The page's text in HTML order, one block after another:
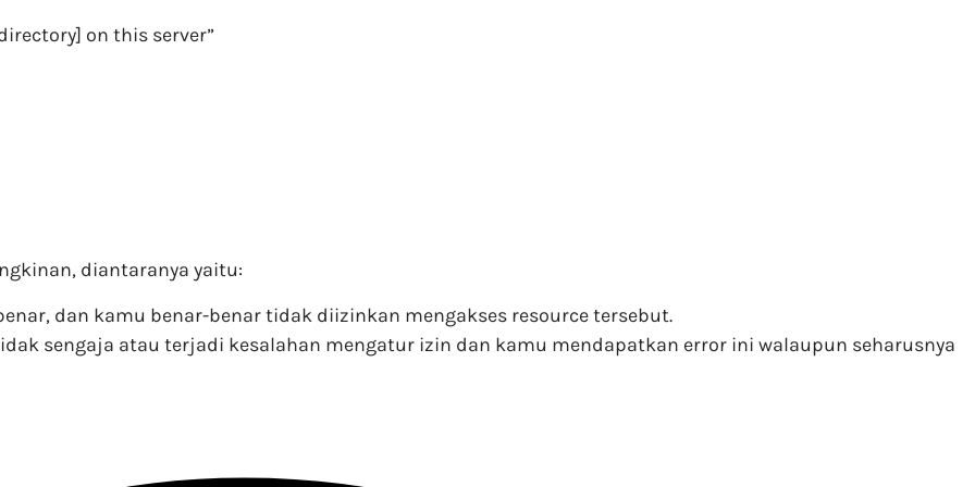
on this server”
diantaranya yaitu:
dan kamu benar-benar tidak diizinkan mengakses resource tersebut.
sengaja atau terjadi kesalahan mengatur izin dan kamu mendapatkan error ini walaupun seharusnya